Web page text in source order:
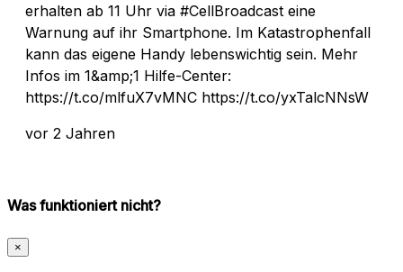
erhalten ab 11 Uhr via #CellBroadcast eine
Warnung auf ihr Smartphone. Im Katastrophenfall
kann das eigene Handy lebenswichtig sein. Mehr
Infos im 1&amp;1 Hilfe-Center:
https://t.co/mlfuX7vMNC https://t.co/yxTalcNNsW
vor 2 Jahren
Was funktioniert nicht?
×